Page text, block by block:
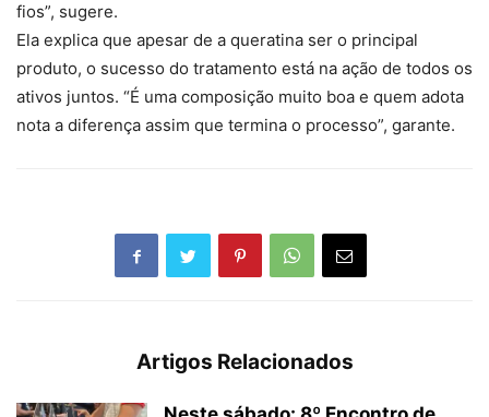
fios”, sugere.
Ela explica que apesar de a queratina ser o principal
produto, o sucesso do tratamento está na ação de todos os
ativos juntos. “É uma composição muito boa e quem adota
nota a diferença assim que termina o processo”, garante.
Artigos Relacionados